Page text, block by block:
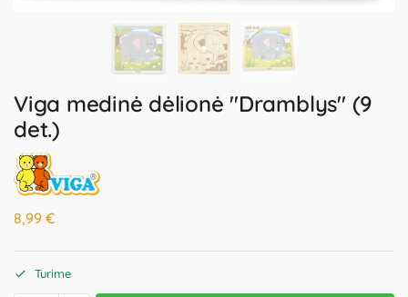
Viga medinė dėlionė "Dramblys" (9
det.)
8,99 €
Turime